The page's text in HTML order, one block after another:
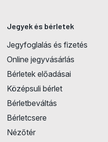
Jegyek és bérletek
Jegyfoglalás és fizetés
Online jegyvásárlás
Bérletek előadásai
Középsuli bérlet
Bérletbeváltás
Bérletcsere
Nézőtér